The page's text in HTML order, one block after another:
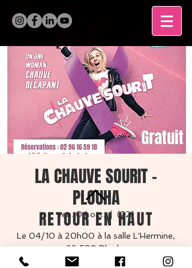
LA CHAUVE SOURIT -
PLOUHA
ven. 04 oct.
  |
(22)
Le 04/10 à 20h00 à la salle L'Hermine,
22 580 Plouha
Réservations au 02 96 16 59 18
RETOUR EN HAUT
MENTIONS LÉGALES